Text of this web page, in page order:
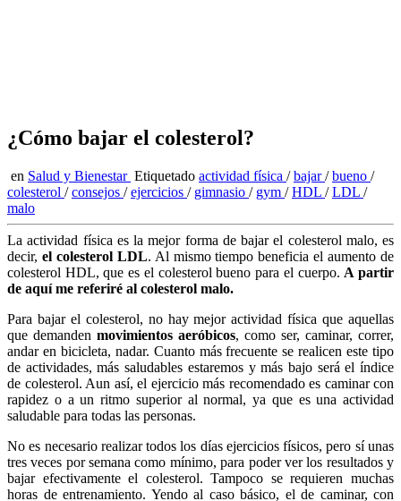
¿Cómo bajar el colesterol?
en Salud y Bienestar Etiquetado actividad física /bajar/bueno /
colesterol /consejos /ejercicios / gimnasio / gym /HDL /LDL /
malo
La actividad física es la mejor forma de bajar el colesterol malo, es
decir, el colesterol LDL. Al mismo tiempo beneficia el aumento de
colesterol HDL, que es el colesterol bueno para el cuerpo. A partir
de aquí me referiré al colesterol malo.
Para bajar el colesterol, no hay mejor actividad física que aquellas
que demanden movimientos aeróbicos, como ser, caminar, correr,
andar en bicicleta, nadar. Cuanto más frecuente se realicen este tipo
de actividades, más saludables estaremos y más bajo será el índice
de colesterol. Aun así, el ejercicio más recomendado es caminar con
rapidez o a un ritmo superior al normal, ya que es una actividad
saludable para todas las personas.
No es necesario realizar todos los días ejercicios físicos, pero sí unas
tres veces por semana como mínimo, para poder ver los resultados y
bajar efectivamente el colesterol. Tampoco se requieren muchas
horas de entrenamiento. Yendo al caso básico, el de caminar, con